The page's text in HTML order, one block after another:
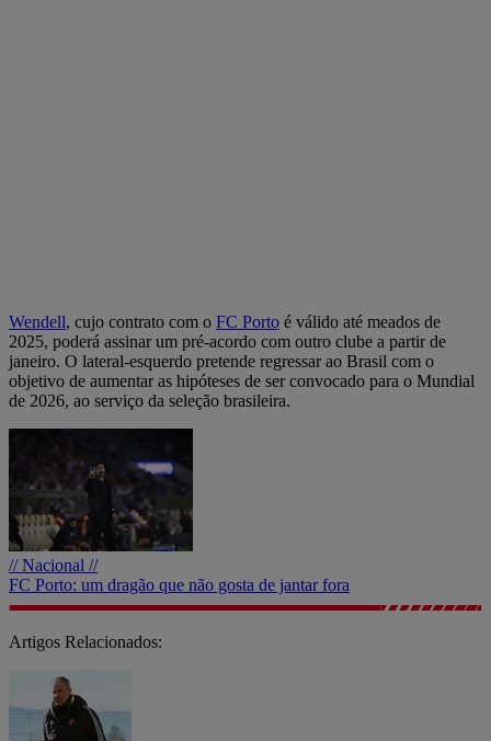
Wendell, cujo contrato com o FC Porto é válido até meados de
2025, poderá assinar um pré-acordo com outro clube a partir de
janeiro. O lateral-esquerdo pretende regressar ao Brasil com o
objetivo de aumentar as hipóteses de ser convocado para o Mundial
de 2026, ao serviço da seleção brasileira.
// Nacional //
FC Porto: um dragão que não gosta de jantar fora
Artigos Relacionados: